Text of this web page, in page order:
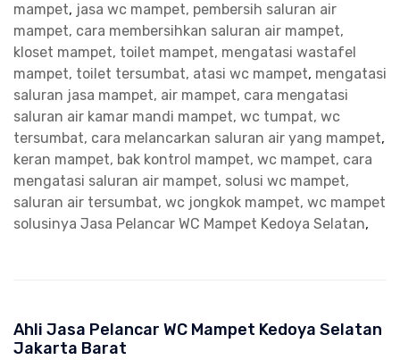
mampet, jasa wc mampet, pembersih saluran air
mampet, cara membersihkan saluran air mampet,
kloset mampet, toilet mampet, mengatasi wastafel
mampet, toilet tersumbat, atasi wc mampet, mengatasi
saluran jasa mampet, air mampet, cara mengatasi
saluran air kamar mandi mampet, wc tumpat, wc
tersumbat, cara melancarkan saluran air yang mampet,
keran mampet, bak kontrol mampet, wc mampet, cara
mengatasi saluran air mampet, solusi wc mampet,
saluran air tersumbat, wc jongkok mampet, wc mampet
solusinya Jasa Pelancar WC Mampet Kedoya Selatan,
Ahli Jasa Pelancar WC Mampet Kedoya Selatan
Jakarta Barat